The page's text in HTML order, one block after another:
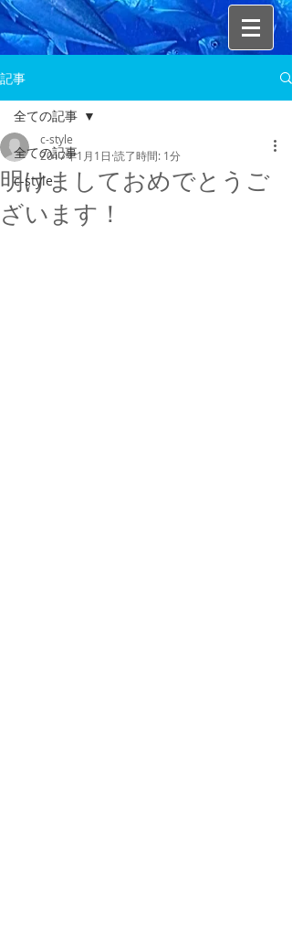
記事
全ての記事
c-style
全ての記事
明けましておめでとうご
ざいます！
c-style
2017年1月1日 読了時間: 1分